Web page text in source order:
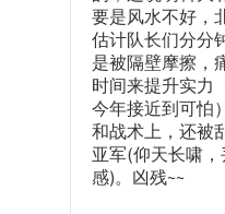
要是风水不好，
估计队长们分分
是被隔壁摩擦，
时间来提升实力
今年接近到可怕
和战术上，还被
亚军(仰天长啸
感)。凶残~~